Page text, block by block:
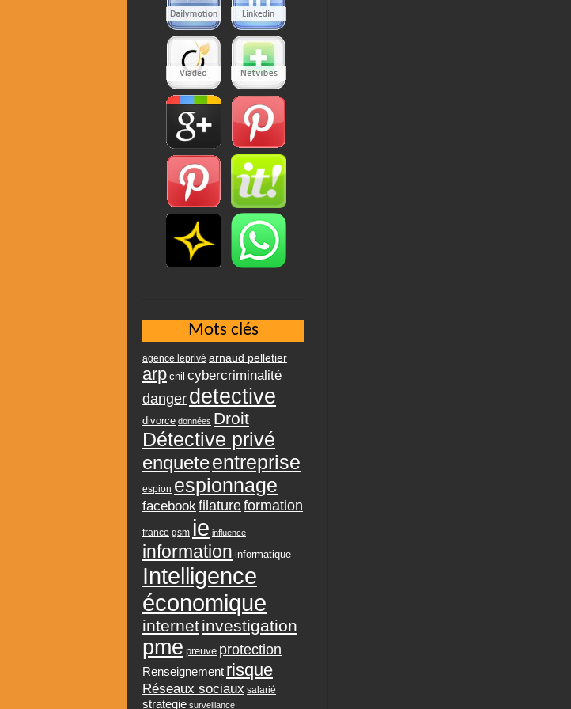
Mots clés
agence leprivé arnaud pelletier
arp cnil cybercriminalité
danger detective
divorce données Droit
Détective privé
enqueteentreprise
espion espionnage
facebookfilatureformation
france gsm ie influence
information informatique
Intelligence
économique
internetinvestigation
pme preuve protection
Renseignement risque
Réseaux sociaux salarié
strategie surveillance